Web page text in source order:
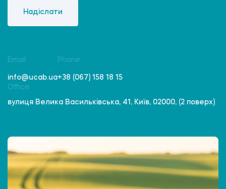
Надіслати
Email
info@ucab.ua
Phone
+38 (067) 158 18 15
Office
вулиця Велика Васильківська, 41, Київ, 02000, (2 поверх)